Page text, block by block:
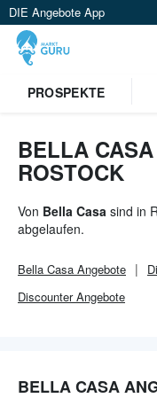
DIE Angebote App
PROSPEKTE
BELLA
ROSTOCK
Von Bella Casa sind in
abgelaufen.
Bella Casa Angebote
DiscounterAngebote
BELLA CASA